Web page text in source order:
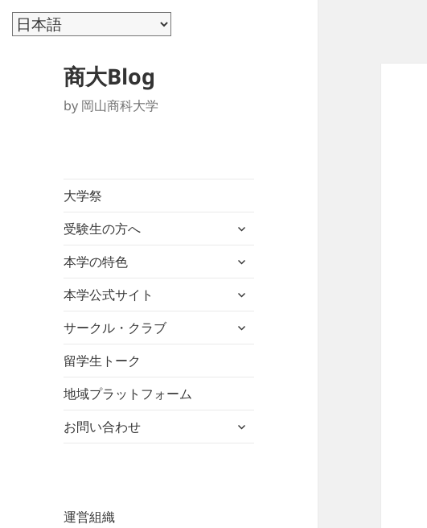
商大Blog
by 岡山商科大学
大学祭
受験生の方へ
サ
メ
ュ
を
本学の特色
サ
メ
ュ
本学公式サイト
サ
メ
サークル・クラブ
サ
を
留学生トーク
地域プラットフォーム
お問い合わせ
サ
運営組織